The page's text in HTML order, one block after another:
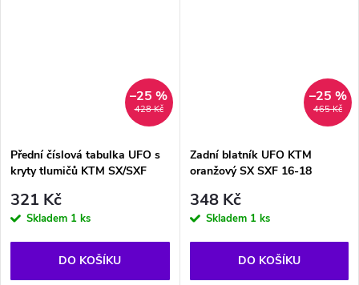
428 Kč
–25 %
Přední číslová tabulka UFO s
kryty tlumičů KTM SX/SXF
321 Kč
Skladem 1 ks
DO KOŠÍKU
465 Kč
–25 %
Zadní blatník UFO KTM
oranžový SX SXF 16-18
348 Kč
Skladem 1 ks
DO KOŠÍKU